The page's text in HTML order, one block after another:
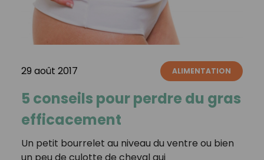
29 août 2017 ALIMENTATION
5 conseils pour perdre du gras
efficacement
Un petit bourrelet au niveau du ventre ou bien
un peu de culotte de cheval qui